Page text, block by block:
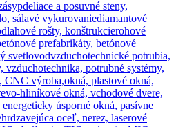
deliace a posuvné steny,
sálavé vykurovaniediamantové
rošty, konštrukcierohové
prefabrikáty, betónové
svetlovodvzduchotechnické potrubia,
potrubné systémy,
CNC výroba,okná, plastové okná,
hliníkové okná, vchodové dvere,
úsporné okná, pasívne
oceľ, nerez, laserové